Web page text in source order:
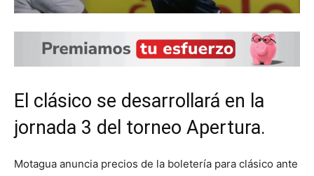
El clásico se desarrollará en la
jornada 3 del torneo Apertura.
Motagua anuncia precios de la boletería para clásico ante